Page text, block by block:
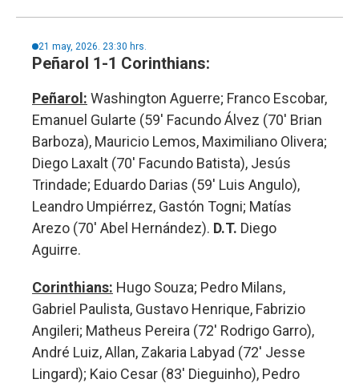
21 may, 2026. 23:30 hrs.
Peñarol 1-1 Corinthians:
Peñarol: Washington Aguerre; Franco Escobar,
Emanuel Gularte (59' Facundo Álvez (70' Brian
Barboza), Mauricio Lemos, Maximiliano Olivera;
Diego Laxalt (70' Facundo Batista), Jesús
Trindade; Eduardo Darias (59' Luis Angulo),
Leandro Umpiérrez, Gastón Togni; Matías
Arezo (70' Abel Hernández). D.T. Diego
Aguirre.
Corinthians: Hugo Souza; Pedro Milans,
Gabriel Paulista, Gustavo Henrique, Fabrizio
Angileri; Matheus Pereira (72' Rodrigo Garro),
André Luiz, Allan, Zakaria Labyad (72' Jesse
Lingard); Kaio Cesar (83' Dieguinho), Pedro